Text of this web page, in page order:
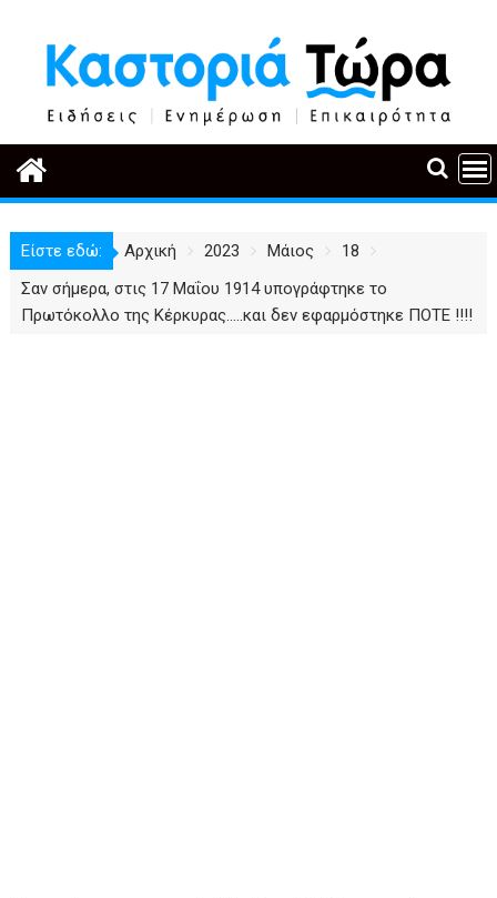
περιεχόμενο
Είστε εδώ: Αρχική 2023 Μάιος
18
Σαν σήμερα, στις 17 Μαΐου 1914 υπογράφτηκε το
Πρωτόκολλο της Κέρκυρας…..και δεν εφαρμόστηκε ΠΟΤΕ !!!!